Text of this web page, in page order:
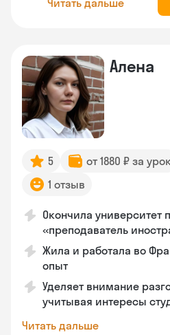
Алена
5 от 1880 ₽ за
1 отзыв
Окончила университет
«преподаватель
Жила и работала во
опыт
Уделяет внимание
учитывая интересы
Читать дальше